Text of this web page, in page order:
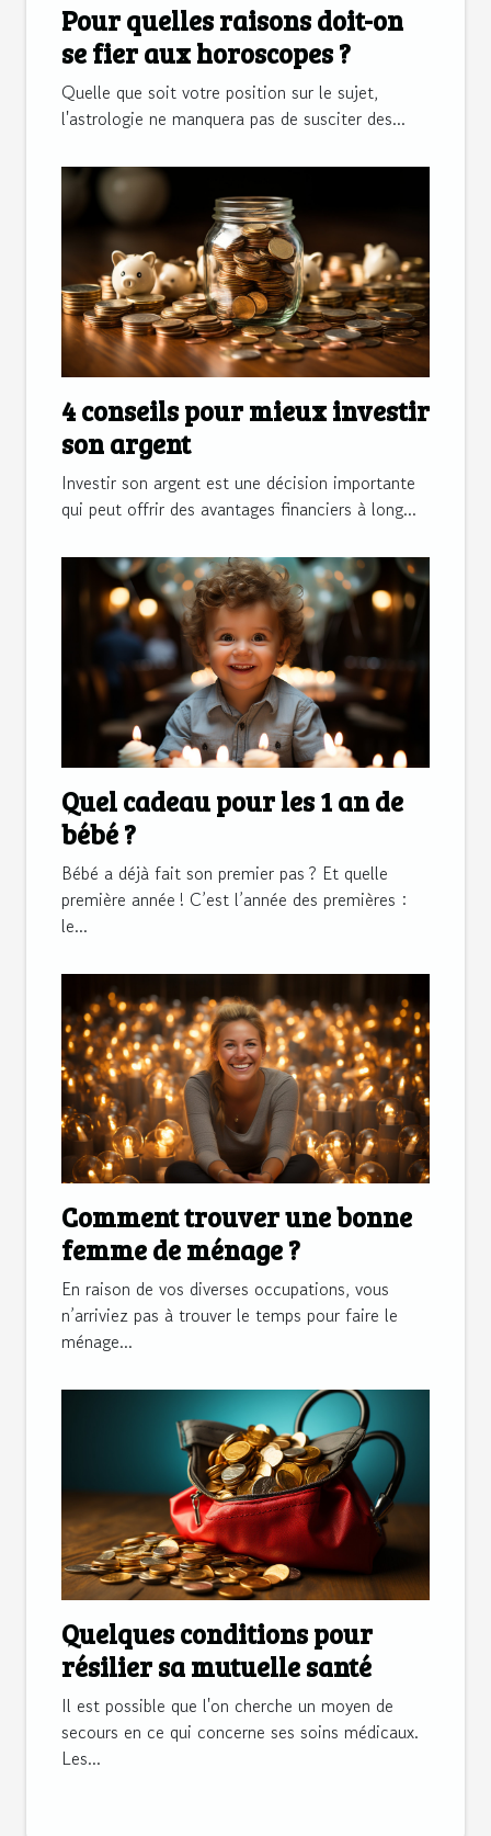
Pour quelles raisons doit-on
se fier aux horoscopes ?
Quelle que soit votre position sur le sujet,
l'astrologie ne manquera pas de susciter des...
4 conseils pour mieux investir
son argent
Investir son argent est une décision importante
qui peut offrir des avantages financiers à long...
Quel cadeau pour les 1 an de
bébé ?
Bébé a déjà fait son premier pas ? Et quelle
première année ! C’est l’année des premières :
le...
Comment trouver une bonne
femme de ménage ?
En raison de vos diverses occupations, vous
n’arriviez pas à trouver le temps pour faire le
ménage...
Quelques conditions pour
résilier sa mutuelle santé
Il est possible que l'on cherche un moyen de
secours en ce qui concerne ses soins médicaux.
Les...